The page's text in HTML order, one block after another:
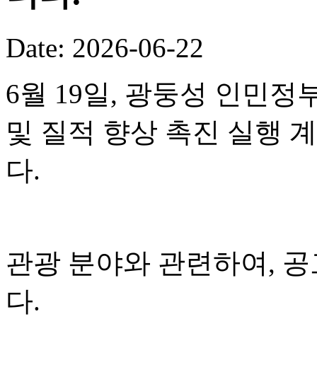
Date: 2026-06-22
6월 19일, 광둥성 인민정
및 질적 향상 촉진 실행
다.
관광 분야와 관련하여,
다.